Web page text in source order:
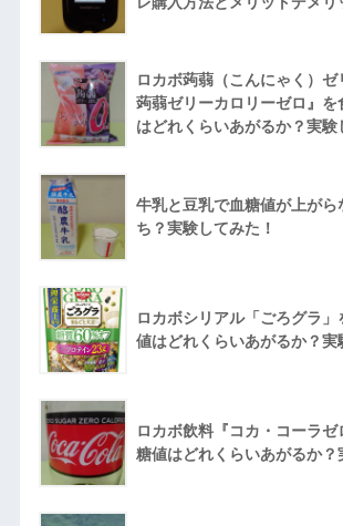
ロカボ蒟蒻（こんにゃく）ゼ
蒟蒻ゼリーカロリーゼロ』を
はどれくらいあがるか？実験
牛乳と豆乳で血糖値が上がら
ち？実験してみた！
ロカボシリアル「ごろグラ
値はどれくらいあがるか？実
ロカボ飲料『コカ・コーラゼ
糖値はどれくらいあがるか？